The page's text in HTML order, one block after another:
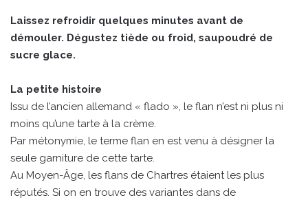
Laissez refroidir quelques minutes avant de
démouler. Dégustez tiède ou froid, saupoudré de
sucre glace.
La petite histoire
Issu de l’ancien allemand « flado », le flan n’est ni plus ni
moins qu’une tarte à la crème.
Par métonymie, le terme flan en est venu à désigner la
seule garniture de cette tarte.
Au Moyen-Âge, les flans de Chartres étaient les plus
réputés. Si on en trouve des variantes dans de